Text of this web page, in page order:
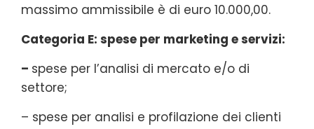
massimo ammissibile è di euro 10.000,00.
Categoria E: spese per marketing e servizi:
– spese per l’analisi di mercato e/o di
settore;
– spese per analisi e profilazione dei clienti